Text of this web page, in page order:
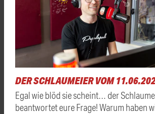
DER SCHLAUMEIER VOM
Egal wie blöd sie scheint… der
beantwortet eure Frage! Warum haben